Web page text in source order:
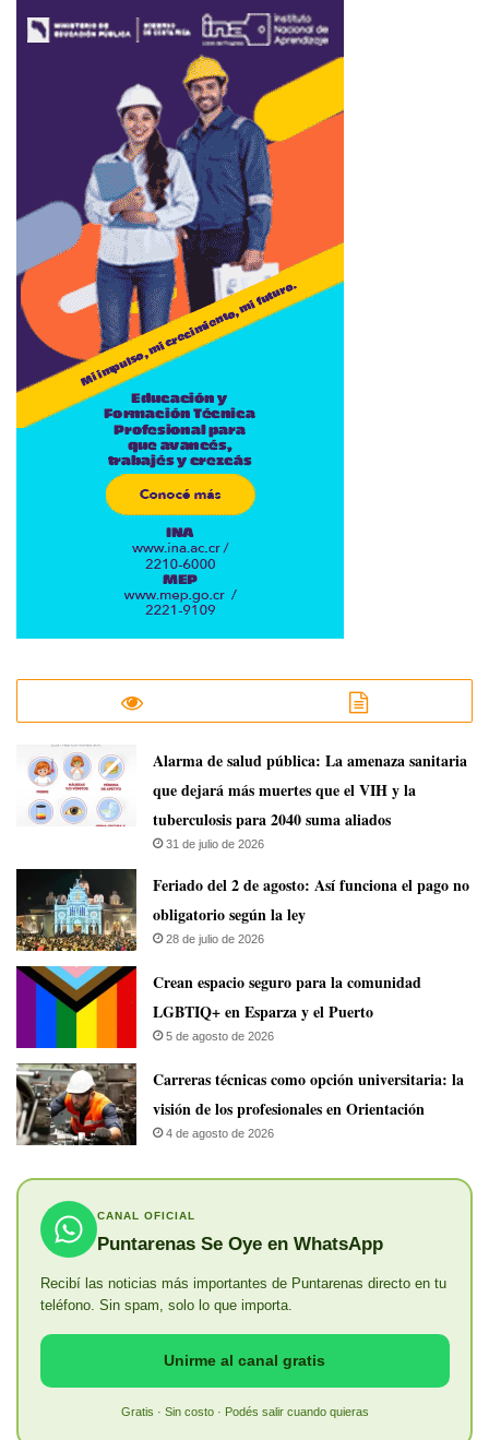
​Alarma de salud pública: La amenaza sanitaria
que dejará más muertes que el VIH y la
tuberculosis para 2040 suma aliados
31 de julio de 2026
Feriado del 2 de agosto: Así funciona el pago no
obligatorio según la ley
28 de julio de 2026
Crean espacio seguro para la comunidad
LGBTIQ+ en Esparza y el Puerto
5 de agosto de 2026
Carreras técnicas como opción universitaria: la
visión de los profesionales en Orientación
4 de agosto de 2026
CANAL OFICIAL
Puntarenas Se Oye en WhatsApp
Recibí las noticias más importantes de Puntarenas directo en tu
teléfono. Sin spam, solo lo que importa.
Unirme al canal gratis
Gratis · Sin costo · Podés salir cuando quieras